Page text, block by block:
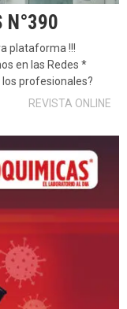
N°390
plataforma !!!
en las Redes *
los profesionales?
REVISTA ONLINE